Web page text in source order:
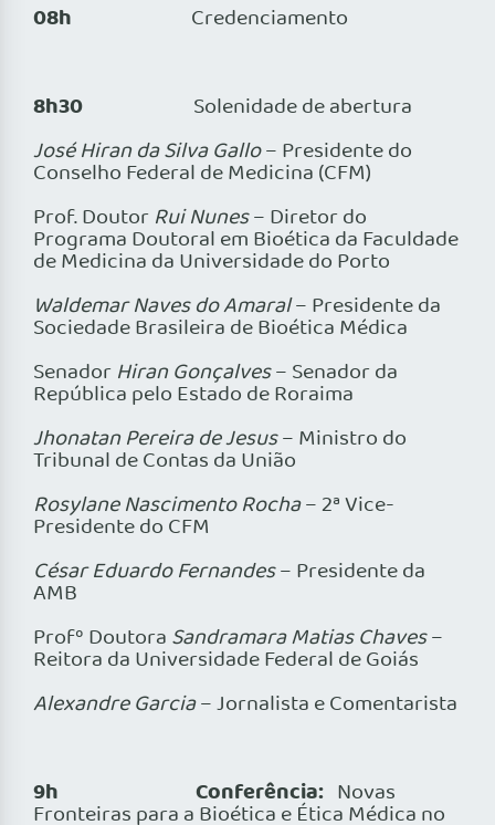
08h Credenciamento
8h30 Solenidade de abertura
José Hiran da Silva Gallo– Presidente do
Conselho Federal de Medicina (CFM)
Prof. Doutor Rui Nunes– Diretor do
Programa Doutoral em Bioética da Faculdade
de Medicina da Universidade do Porto
Waldemar Naves do Amaral– Presidente da
Sociedade Brasileira de Bioética Médica
Senador Hiran Gonçalves– Senador da
República pelo Estado de Roraima
Jhonatan Pereira de Jesus– Ministro do
Tribunal de Contas da União
Rosylane Nascimento Rocha– 2ª Vice-
Presidente do CFM
César Eduardo Fernandes– Presidente da
AMB
Profº Doutora Sandramara Matias Chaves–
Reitora da Universidade Federal de Goiás
Alexandre Garcia– Jornalista e Comentarista
9h Conferência: Novas
Fronteiras para a Bioética e Ética Médica no